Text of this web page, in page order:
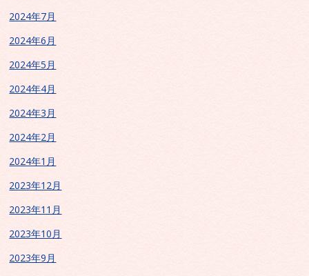
2024年7月
2024年6月
2024年5月
2024年4月
2024年3月
2024年2月
2024年1月
2023年12月
2023年11月
2023年10月
2023年9月